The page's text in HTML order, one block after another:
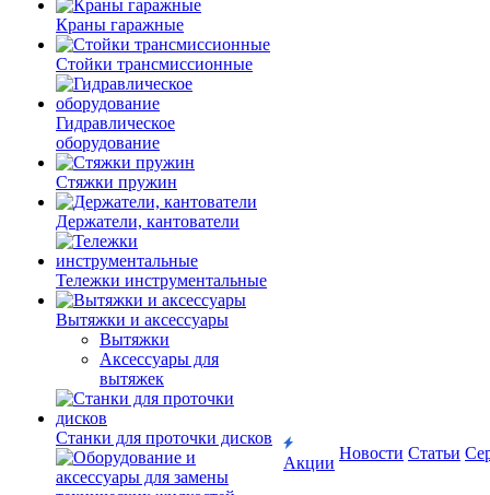
Краны гаражные
Стойки трансмиссионные
Гидравлическое
оборудование
Стяжки пружин
Держатели, кантователи
Тележки инструментальные
Вытяжки и аксессуары
Вытяжки
Аксессуары для
вытяжек
Станки для проточки дисков
Акции
Новости Статьи